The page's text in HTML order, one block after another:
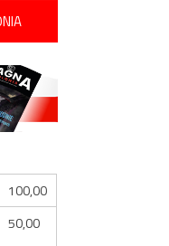
100,00
50,00